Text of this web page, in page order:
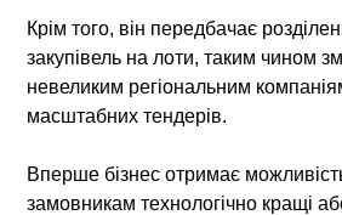
Крім того, він передбачає
закупівель на лоти, таким чином
невеликим регіональним
масштабних тендерів.
Вперше бізнес отримає
замовникам технологічно кращі